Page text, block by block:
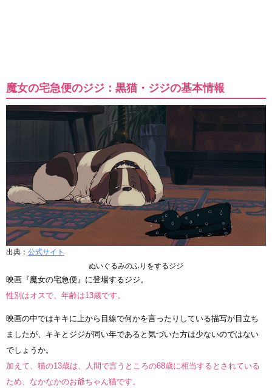
魔女の宅急便のジジ：黒猫・ジジの基本情報
出典： 公式サイト
ぬいぐるみのふりをするジジ
映画『魔女の宅急便』に登場するジジ。
性別はオスで、年齢は13歳です。
映画の中ではキキに上から目線で何かを言ったりしている描写が目立ち
ましたが、キキとジジが同い年であると気づいた方は少ないのではない
でしょうか。
加えて、猫の13歳は、人間で言うところの68歳に相当するとされている
ため、なかなかのお爺ちゃん猫です。